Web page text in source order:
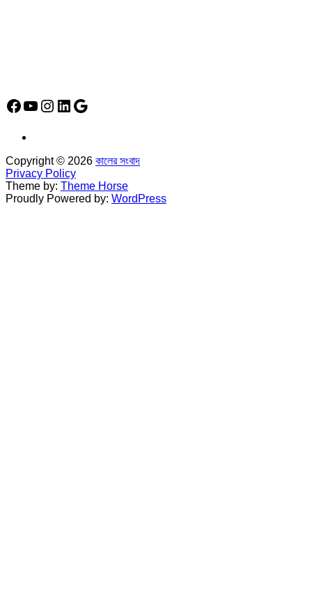
Facebook
YouTube
Instagram
LinkedIn
Google
Copyright © 2026 কালের সংবাদ
Privacy Policy
Theme by: Theme Horse
Proudly Powered by: WordPress